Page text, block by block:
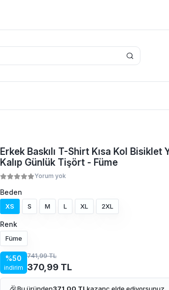
Erkek Baskılı T-Shirt Kısa Kol Bisiklet
Kalıp Günlük Tişört - Füme
Yorum yok
Beden
XS S M L XL 2XL
Renk
Füme
%50
indirim
741,99 TL
370,99 TL